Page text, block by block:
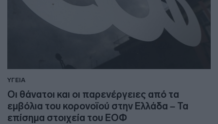
ΥΓΕΙΑ
Οι θάνατοι και οι παρενέργειες από τα
εμβόλια του κορονοϊού στην Ελλάδα – Τα
επίσημα στοιχεία του ΕΟΦ